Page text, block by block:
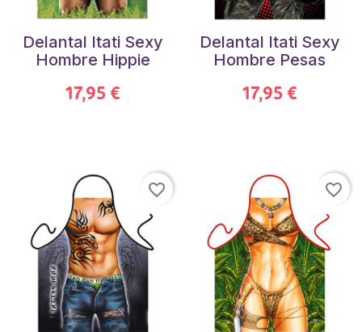
Delantal Itati Sexy
Hombre Hippie
17,95 €
Delantal Itati Sexy
Hombre Pesas
17,95 €
favorite_border favorite_border